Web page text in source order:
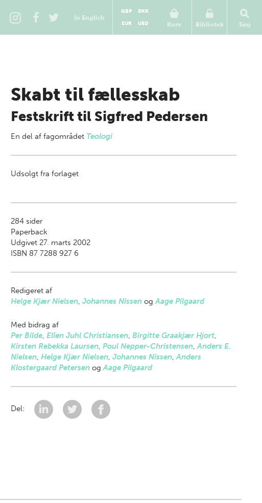
In English
Kurv
GBP
DKK
EUR
USD Bibliotek Søg
Skabt til fællesskab
Festskrift til Sigfred Pedersen
En del af fagområdet Teologi
Udsolgt fra forlaget
284sider
Paperback
Udgivet 27. marts 2002
ISBN 87 7288 927 6
Redigeret af
Helge Kjær Nielsen, Johannes NissenogAage Pilgaard
Med bidrag af
Per Bilde, Ellen Juhl Christiansen, Birgitte Graakjær Hjort,
Kirsten Rebekka Laursen, Poul Nepper-Christensen,Anders E.
Nielsen, Helge Kjær Nielsen, Johannes Nissen,Anders
Klostergaard PetersenogAage Pilgaard
Del: